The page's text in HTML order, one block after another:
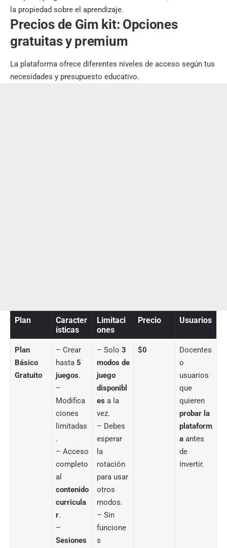
la propiedad sobre el aprendizaje.
Precios de Gim kit: Opciones
gratuitas y premium
La plataforma ofrece diferentes niveles de acceso según tus
necesidades y presupuesto educativo.
Plan
Caracter
ísticas
Limitaci
ones
Precio Usuarios
Plan
Básico
Gratuito
– Crear
hasta 5
juegos.
–
Modifica
ciones
limitadas
.
– Acceso
completo
al
contenido
curricula
r.
–
Sesiones
– Solo 3
modos de
juego
disponibl
es a la
vez.
– Debes
esperar
la
rotación
para usar
otros
modos.
– Sin
funcione
s
$0
Docentes
o
usuarios
que
quieren
probar la
plataform
aantes
de
invertir.